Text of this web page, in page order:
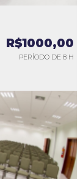
R$1000,00
PERÍODO DE 8 H